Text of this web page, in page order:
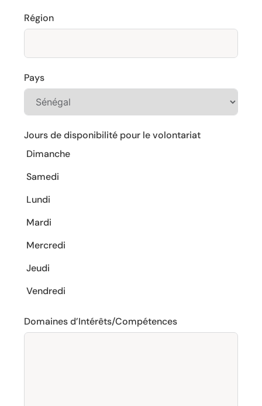
Région
Pays
Jours de disponibilité pour le volontariat
Dimanche
Samedi
Lundi
Mardi
Mercredi
Jeudi
Vendredi
Domaines d’Intérêts/Compétences